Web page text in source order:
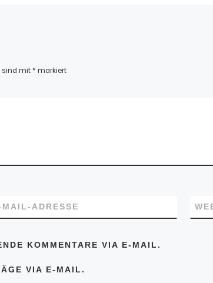
sind mit * markiert
MAIL-ADRESSE
KOMMENTARE VIA E-MAIL.
VIA E-MAIL.